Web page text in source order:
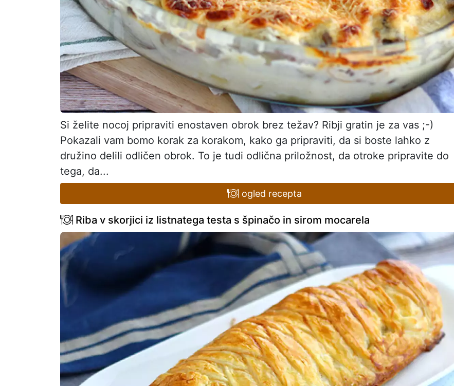
Si želite nocoj pripraviti enostaven obrok brez težav? Ribji gratin je za vas ;-)
Pokazali vam bomo korak za korakom, kako ga pripraviti, da si boste lahko z
družino delili odličen obrok. To je tudi odlična priložnost, da otroke pripravite do
tega, da...
ogled recepta
Riba v skorjici iz listnatega testa s špinačo in sirom mocarela